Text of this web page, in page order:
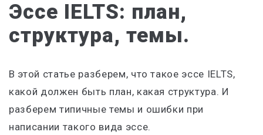
Эссе IELTS: план,
структура, темы.
В этой статье разберем, что такое эссе IELTS,
какой должен быть план, какая структура. И
разберем типичные темы и ошибки при
написании такого вида эссе.